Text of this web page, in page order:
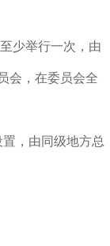
少举行一次，由
会，在委员会全
，由同级地方总